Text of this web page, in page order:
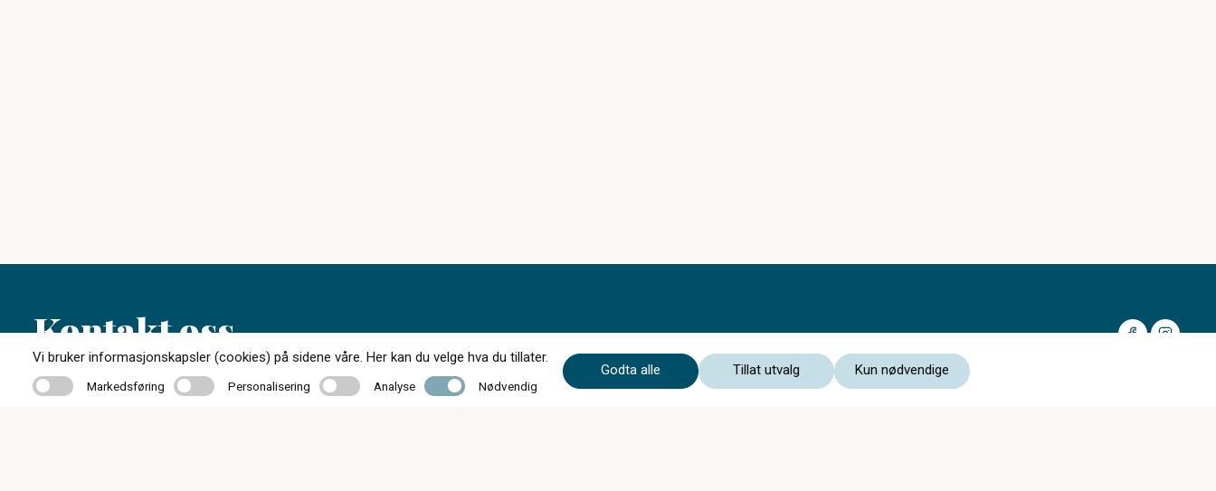
Kontakt oss
33 05 07 00 Synsprøver fra kl.08:00 Mandag-Fredag
Vi bruker informasjonskapsler (cookies) på sidene våre. Her kan du velge hva du tillater.
MarkedsføringMarkedsføring PersonaliseringPersonalisering Analyse Analyse Nødvendig Nødvendig
Godta alle Tillat utvalg Kun nødvendige